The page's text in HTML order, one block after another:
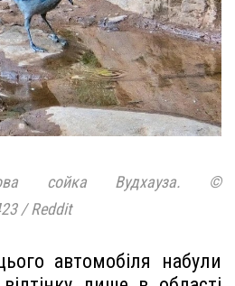
сойка Вудхауза. ©
/ Reddit
автомобіля набули